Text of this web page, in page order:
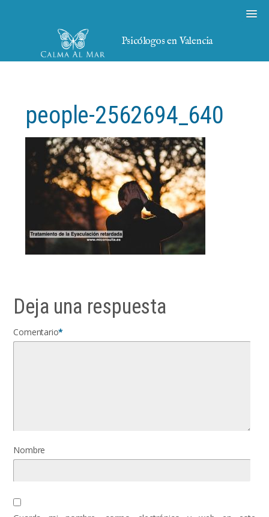
Psicólogos en Valencia
people-2562694_640
Deja una respuesta
Comentario*
Nombre